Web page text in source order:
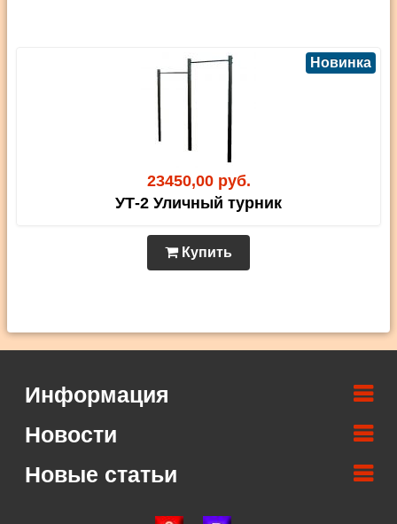
23450,00 руб.
Новинка
УТ-2 Уличный турник
Купить
Информация
Новости
Новые статьи